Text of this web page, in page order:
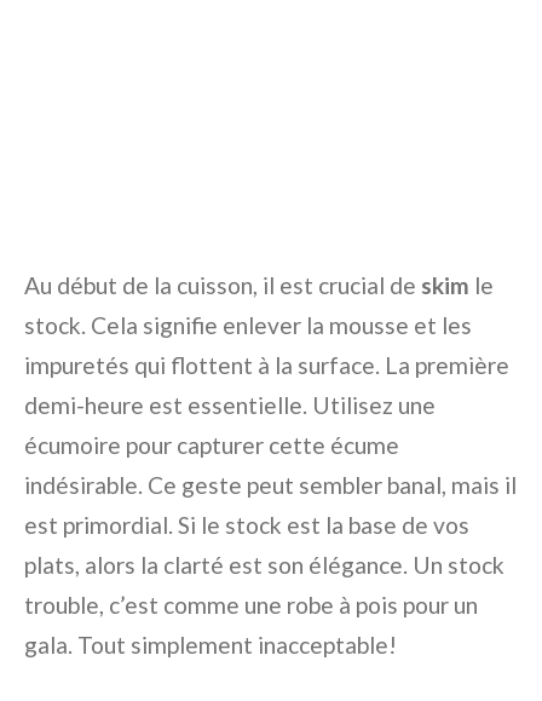
Au début de la cuisson, il est crucial de skim le
stock. Cela signifie enlever la mousse et les
impuretés qui flottent à la surface. La première
demi-heure est essentielle. Utilisez une
écumoire pour capturer cette écume
indésirable. Ce geste peut sembler banal, mais il
est primordial. Si le stock est la base de vos
plats, alors la clarté est son élégance. Un stock
trouble, c’est comme une robe à pois pour un
gala. Tout simplement inacceptable!